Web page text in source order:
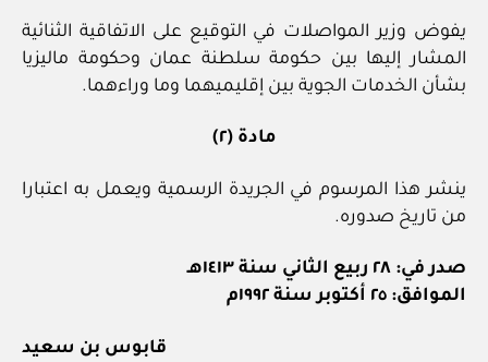
يفوض وزير المواصلات في التوقيع على الاتفاقية الثنائية
المشار إليها بين حكومة سلطنة عمان وحكومة ماليزيا
بشأن الخدمات الجوية بين إقليميهما وما وراءهما.
مادة (٢)
ينشر هذا المرسوم في الجريدة الرسمية ويعمل به اعتبارا
من تاريخ صدوره.
صدر في: ٢٨ ربيع الثاني سنة ١٤١٣هـ
الموافق: ٢٥ أكتوبر سنة ١٩٩٢م
قابوس بن سعيد